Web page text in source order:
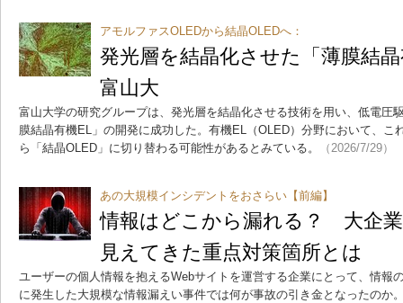
アモルファスOLEDから結晶OLEDへ：
発光層を結晶化させた「薄膜結
富山大
富山大学の研究グループは、発光層を結晶化させる技術を用い、低電圧
膜結晶有機EL」の開発に成功した。有機EL（OLED）分野において、こ
ら「結晶OLED」に切り替わる可能性があるとみている。
（2026/7/29）
あの大規模インシデントをおさらい【前編】
情報はどこから漏れる？ 大企
見えてきた重点対策箇所とは
ユーザーの個人情報を抱えるWebサイトを運営する企業にとって、情報
に発生した大規模な情報漏えい事件では何が事故の引き金となったのか